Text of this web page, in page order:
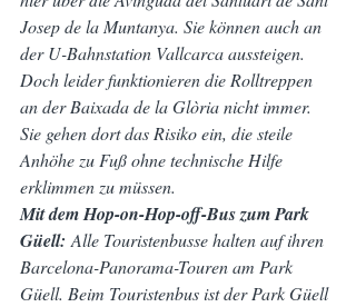
Josep de la Muntanya. Sie können auch an
der U-Bahnstation Vallcarca aussteigen.
Doch leider funktionieren die Rolltreppen
an der Baixada de la Glòria nicht immer.
Sie gehen dort das Risiko ein, die steile
Anhöhe zu Fuß ohne technische Hilfe
erklimmen zu müssen.
Mit dem Hop-on-Hop-off-Bus zum Park
Güell: Alle Touristenbusse halten auf ihren
Barcelona-Panorama-Touren am Park
Güell. Beim Touristenbus ist der Park Güell